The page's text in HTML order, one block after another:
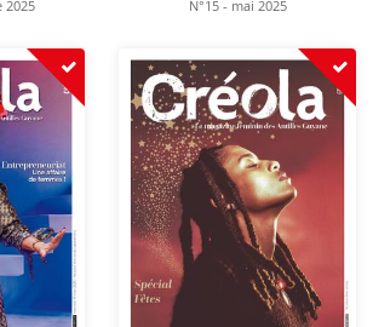
2025 N°15 - mai 2025